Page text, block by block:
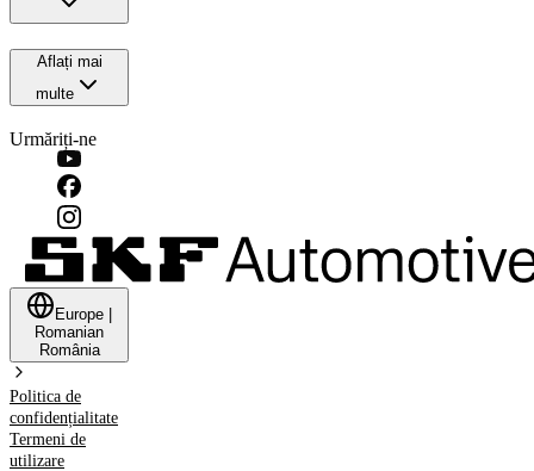
Aflați mai
multe
Urmăriți-ne
Europe
Romanian
România
Politica de
confidențialitate
Termeni de
utilizare